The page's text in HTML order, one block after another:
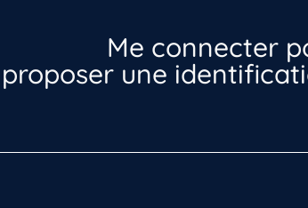
Me connecter
proposer une